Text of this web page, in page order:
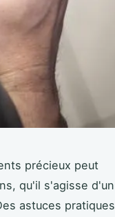
précieux peut
qu'il s'agisse d'un
astuces pratiques